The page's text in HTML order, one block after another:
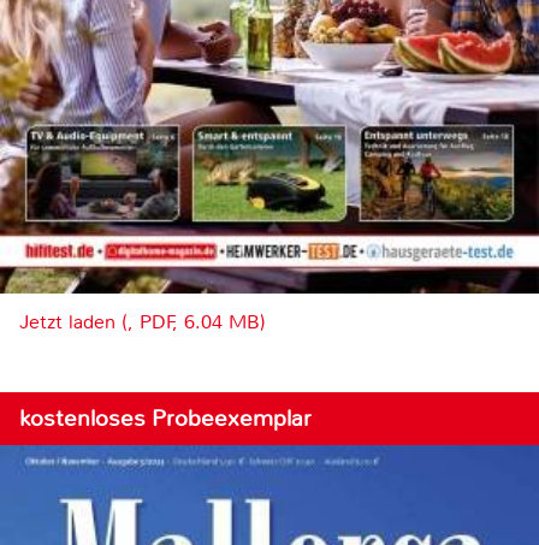
Jetzt laden (, PDF, 6.04 MB)
kostenloses Probeexemplar